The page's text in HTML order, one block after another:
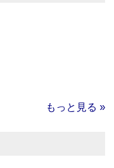
もっと見る »